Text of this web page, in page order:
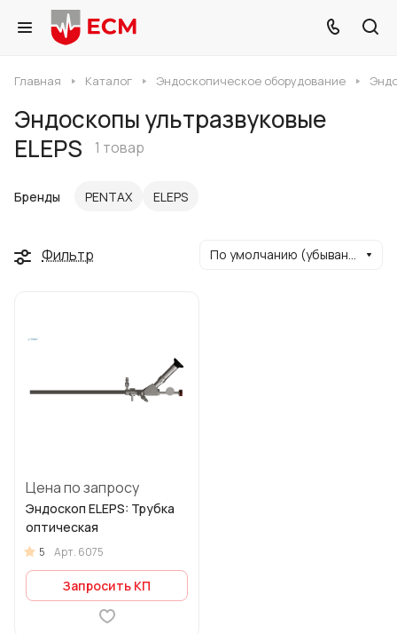
Главная Каталог Эндоскопическое оборудование
Эндоскопы ультразвуковые
ELEPS
1 товар
Бренды PENTAX ELEPS
Фильтр По умолчанию (убывание)
Цена по запросу
Эндоскоп ELEPS: Трубка
оптическая
5 Арт. 6075
Запросить КП